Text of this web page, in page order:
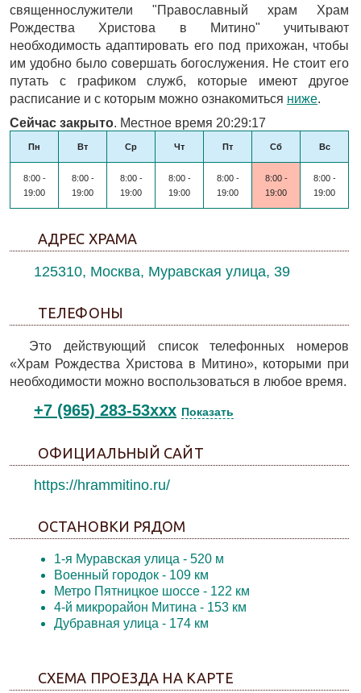
священнослужители "Православный храм Храм
Рождества Христова в Митино" учитывают
необходимость адаптировать его под прихожан, чтобы
им удобно было совершать богослужения. Не стоит его
путать с графиком служб, которые имеют другое
расписание и с которым можно ознакомиться ниже.
Сейчас закрыто. Местное время 20:29:17
Пн Вт Ср Чт Пт Сб Вс
8:00 -
19:00
8:00 -
19:00
8:00 -
19:00
8:00 -
19:00
8:00 -
19:00
8:00 -
19:00
8:00 -
19:00
АДРЕС ХРАМА
125310, Москва, Муравская улица, 39
ТЕЛЕФОНЫ
Это действующий список телефонных номеров
«Храм Рождества Христова в Митино», которыми при
необходимости можно воспользоваться в любое время.
+7 (965) 283-53xxx Показать
ОФИЦИАЛЬНЫЙ САЙТ
https://hrammitino.ru/
ОСТАНОВКИ РЯДОМ
1-я Муравская улица - 520 м
Военный городок - 109 км
Метро Пятницкое шоссе - 122 км
4-й микрорайон Митина - 153 км
Дубравная улица - 174 км
СХЕМА ПРОЕЗДА НА КАРТЕ